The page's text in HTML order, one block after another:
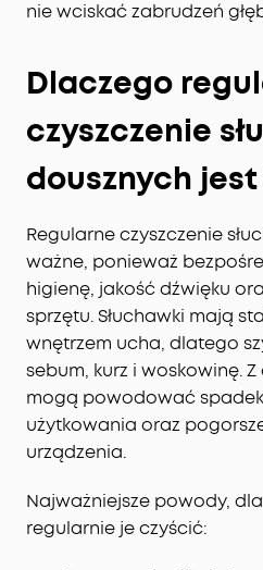
nie wciskać zabrudzeń
Dlaczego
czyszczenie
dousznych
Regularne czyszczenie
ważne, ponieważ
higienę, jakość dźwięku
sprzętu. Słuchawki mają
wnętrzem ucha, dlatego
sebum, kurz i woskowinę.
mogą powodować
użytkowania oraz
urządzenia.
Najważniejsze powody,
regularnie je czyścić: